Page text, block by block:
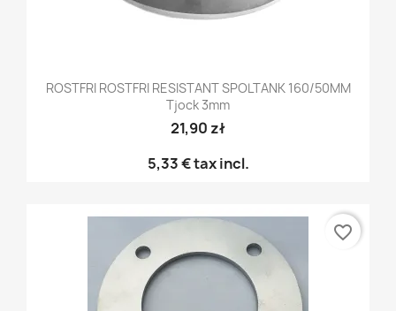
ROSTFRI ROSTFRI RESISTANT SPOLTANK 160/50MM
Tjock 3mm
21,90 zł
5,33 €tax incl.
favorite_border